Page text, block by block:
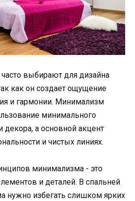
выбирают для дизайна
как он создает ощущение
и гармонии. Минимализм
минимального
декора, а основной акцент
и чистых линиях.
минимализма - это
и деталей. В спальней
нужно избегать слишком ярких